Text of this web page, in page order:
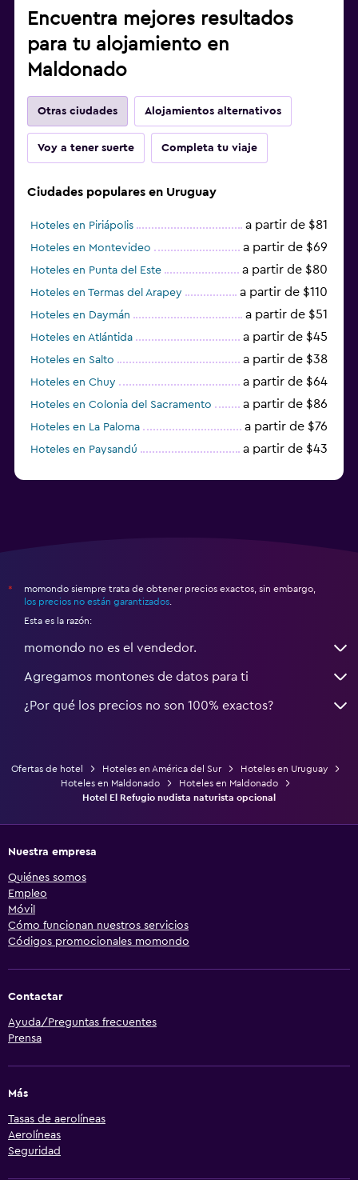
Encuentra mejores resultados
para tu alojamiento en
Maldonado
Otras ciudades Alojamientos alternativos
Voy a tener suerte Completa tu viaje
Ciudades populares en Uruguay
Hoteles en Piriápolis a partir de $81
Hoteles en Montevideo a partir de $69
Hoteles en Punta del Este a partir de $80
Hoteles en Termas del Arapey a partir de $110
Hoteles en Daymán a partir de $51
Hoteles en Atlántida a partir de $45
Hoteles en Salto a partir de $38
Hoteles en Chuy a partir de $64
Hoteles en Colonia del Sacramento a partir de $86
Hoteles en La Paloma a partir de $76
Hoteles en Paysandú a partir de $43
*
momondo siempre trata de obtener precios exactos, sin embargo,
los precios no están garantizados
Esta es la razón:
momondo no es el vendedor.
Agregamos montones de datos para ti
¿Por qué los precios no son 100% exactos?
Ofertas de hotel Hoteles en América del Sur
Hoteles en Uruguay
Hoteles en Maldonado
Hoteles en Maldonado
Hotel El Refugio nudista naturista opcional
Nuestra empresa
Quiénes somos
Empleo
Móvil
Cómo funcionan nuestros servicios
Códigos promocionales momondo
Contactar
Ayuda/Preguntas frecuentes
Prensa
Más
Tasas de aerolíneas
Aerolíneas
Seguridad